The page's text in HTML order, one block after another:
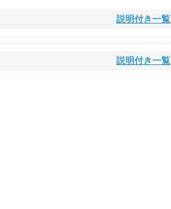
説明付き一覧
説明付き一覧